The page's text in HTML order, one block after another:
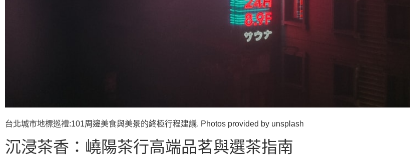
台北城市地標巡禮:101周邊美食與美景的終極行程建議. Photos provided by unsplash
沉浸茶香：嶢陽茶行高端品茗與選茶指南